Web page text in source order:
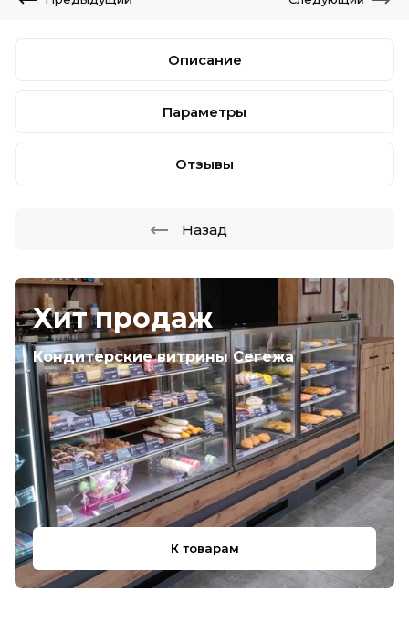
Хит продаж
Кондитерские витрины Сегежа
К товарам
Описание
Параметры
Отзывы
Назад